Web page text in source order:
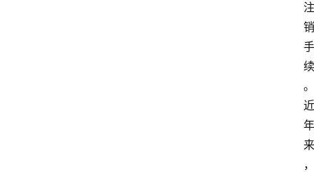
注
销
手
续
。
近
年
来
，